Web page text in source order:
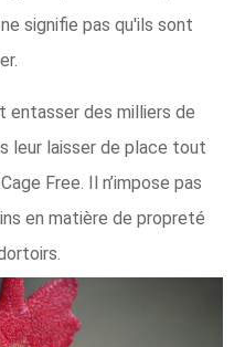
signifie pas qu'ils sont
entasser des milliers de
leur laisser de place tout
Free. Il n’impose pas
en matière de propreté